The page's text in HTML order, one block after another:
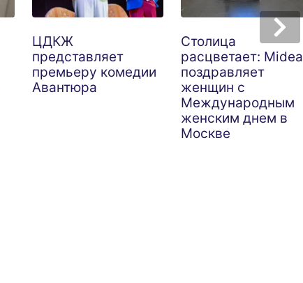
ЦДКЖ
представляет
премьеру комедии
Авантюра
Столица
расцветает: Midea
поздравляет
женщин с
Международным
женским днем в
Москве